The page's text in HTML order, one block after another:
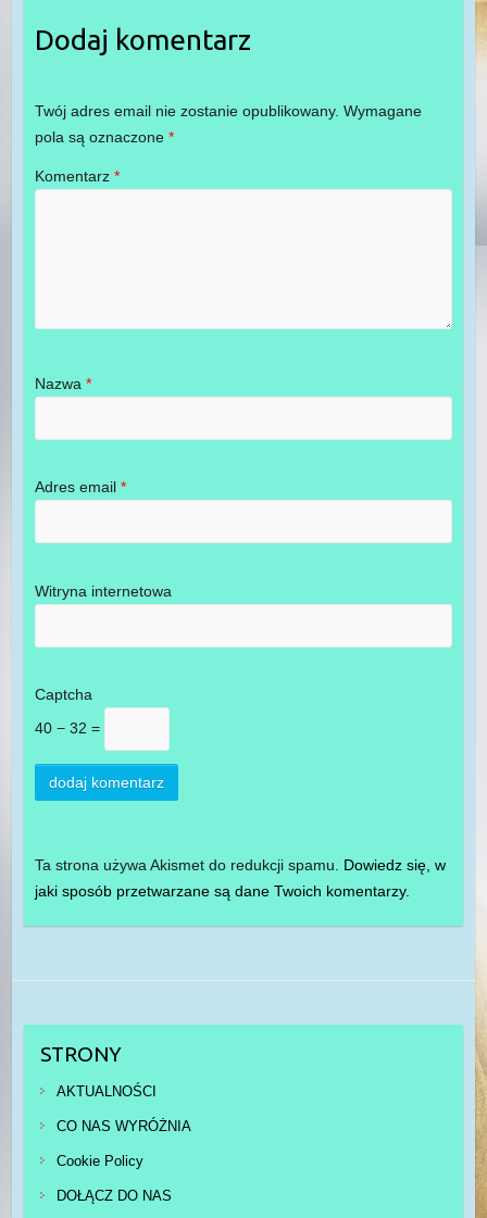
Dodaj komentarz
Twój adres email nie zostanie opublikowany. Wymagane
pola są oznaczone *
Komentarz *
Nazwa *
Adres email *
Witryna internetowa
Captcha
40 − 32 =
Ta strona używa Akismet do redukcji spamu. Dowiedz się, w
jaki sposób przetwarzane są dane Twoich komentarzy.
STRONY
AKTUALNOŚCI
CO NAS WYRÓŻNIA
Cookie Policy
DOŁĄCZ DO NAS